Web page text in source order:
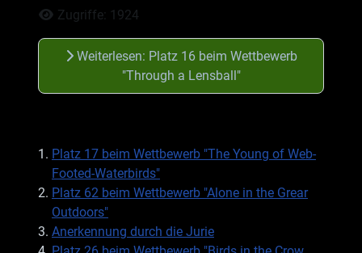
Zugriffe: 1924
Weiterlesen: Platz 16 beim Wettbewerb
"Through a Lensball"
Platz 17 beim Wettbewerb "The Young of Web-
Footed-Waterbirds"
Platz 62 beim Wettbewerb "Alone in the Grear
Outdoors"
Anerkennung durch die Jurie